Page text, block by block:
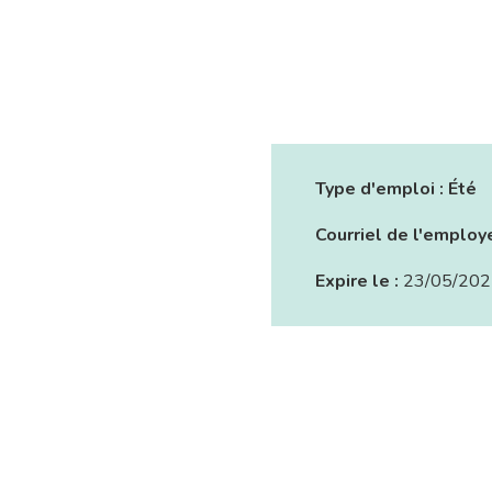
Type d'emploi : Été
Courriel de
Expire le : 23/05/